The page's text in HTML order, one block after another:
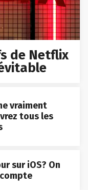
de Netflix
vraiment
tous les
sur iOS? On